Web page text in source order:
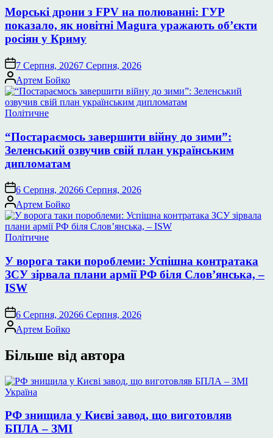
Морські дрони з FPV на полюванні: ГУР
показало, як новітні Magura уражають об’єкти
росіян у Криму
7 Серпня, 20267 Серпня, 2026
Опубліковано
Артем Бойко
Опублікувати
Політичне
“Постараємось завершити війну до зими”:
Зеленський озвучив свій план українським
дипломатам
6 Серпня, 20266 Серпня, 2026
Опубліковано
Артем Бойко
Опублікувати
Політичне
У ворога таки пороблеми: Успішна контратака
ЗСУ зірвала плани армії РФ біля Слов’янська, –
ISW
6 Серпня, 20266 Серпня, 2026
Опубліковано
Артем Бойко
Більше від автора
Опублікувати
Україна
РФ знищила у Києві завод, що виготовляв
БПЛА – ЗМІ